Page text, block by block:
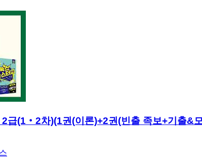
급(1‧2차)(1권(이론)+2권(빈출 족보+기출&